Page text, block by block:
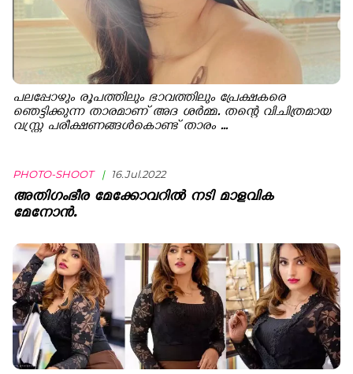
പലപ്പോഴും രൂപത്തിലും ഭാവത്തിലും പ്രേക്ഷകരെ
ഞെട്ടിക്കുന്ന താരമാണ് അദ ശർമ്മ. തന്റെ വിചിത്രമായ
വസ്ത്ര പരീക്ഷണങ്ങൾകൊണ്ട് താരം ...
PHOTO-SHOOT | 16.Jul.2022
അതിഗംഭീര മേക്കോവറിൽ നടി മാളവിക
മേനോന്‍.